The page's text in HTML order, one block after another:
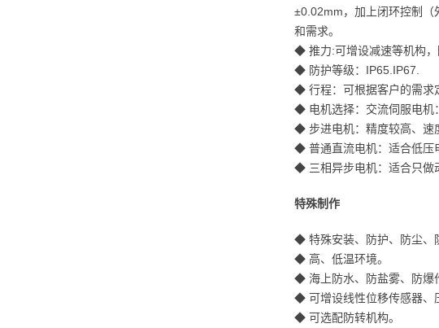
±0.02mm，加上闭环控制（
和需求。
◆ 推力:可增设减速等机构，
◆ 防护等级：IP65.IP67.
◆ 行程：可根据客户的需求
◆ 电机选择：交流伺服电机
◆ 步进电机：精度较高、速
◆ 普通直流电机：适合低压
◆ 三相异步电机：适合只做
特殊制作
◆ 特殊安装、防护、防尘、
◆ 高、低温环境。
◆ 海上防水、防盐雾、防爆
◆ 可增设线性位移传感器、
◆ 可选配防转机构。